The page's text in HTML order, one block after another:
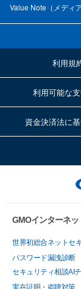
Value Note（ メディ
利用規
利用可能な
資金決済法に
GMOインターネ
世界初総合ネットセ
パスワード漏洩診断
セキュリティ相談AI
実在証明・盗聴対策